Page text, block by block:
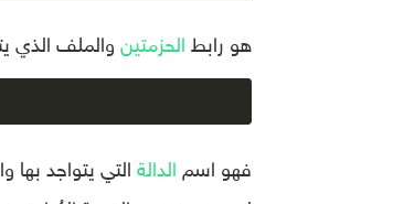
هو رابطالحزمتينوالملف الذي
فهو اسم الدالةالتي يتواجد بها